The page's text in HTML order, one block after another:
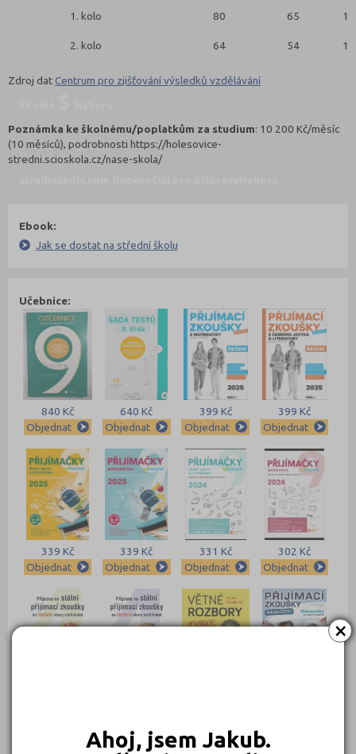
×
Ahoj, jsem Jakub.
1. kolo
80 65 14
2. kolo 64 54 14
Zdroj datCentrum pro zjišťování výsledků vzdělávání
Poznámka ke školnému/poplatkům za studium: 10 200 Kč/měsíc
(10 měsíců), podrobnosti https://holesovice-
stredni.scioskola.cz/nase-skola/
Ebook:
Jak se dostat na střední školu
Učebnice:
840 Kč
Objednat
640 Kč
Objednat
399 Kč
Objednat
399 Kč
Objednat
339 Kč
Objednat
339 Kč
Objednat
331 Kč
Objednat
302 Kč
Objednat